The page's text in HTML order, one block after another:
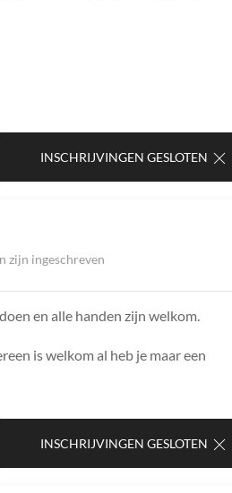
INSCHRIJVINGEN GESLOTEN
zijn ingeschreven
en alle handen zijn welkom.
is welkom al heb je maar een
INSCHRIJVINGEN GESLOTEN